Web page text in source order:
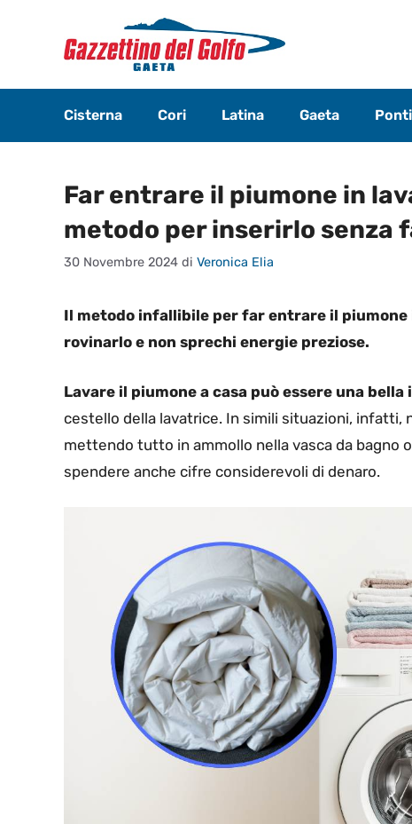
contenuto
Cisterna Cori Latina Gaeta
Far entrare il piumone in
metodo per inserirlo senza
30 Novembre 2024 di Veronica Elia
Il metodo infallibile per far entrare il
rovinarlo e non sprechi energie preziose.
Lavare il piumone a casa può essere una bella
cestello della lavatrice. In simili situazioni, infatti,
mettendo tutto in ammollo nella vasca da bagno
spendere anche cifre considerevoli di denaro.